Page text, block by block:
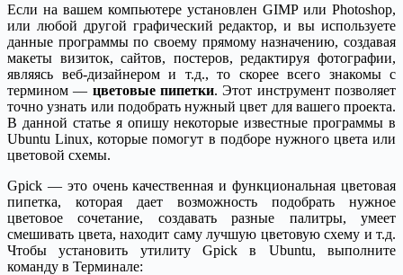
Если на вашем компьютере установлен GIMP или Photoshop,
или любой другой графический редактор, и вы используете
данные программы по своему прямому назначению, создавая
макеты визиток, сайтов, постеров, редактируя фотографии,
являясь веб-дизайнером и т.д., то скорее всего знакомы с
термином — цветовые пипетки. Этот инструмент позволяет
точно узнать или подобрать нужный цвет для вашего проекта.
В данной статье я опишу некоторые известные программы в
Ubuntu Linux, которые помогут в подборе нужного цвета или
цветовой схемы.
Gpick — это очень качественная и функциональная цветовая
пипетка, которая дает возможность подобрать нужное
цветовое сочетание, создавать разные палитры, умеет
смешивать цвета, находит саму лучшую цветовую схему и т.д.
Чтобы установить утилиту Gpick в Ubuntu, выполните
команду в Терминале: